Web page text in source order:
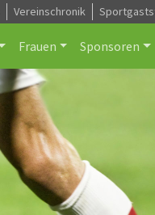
Vereinschronik
Frauen Sponsoren